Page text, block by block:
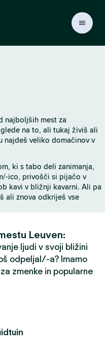
najboljših mest za
na to, ali tukaj živiš ali
najdeš veliko domačinov v
ki s tabo deli zanimanja,
ico, privošči si pijačo v
kavi v bližnji kavarni. Ali pa
ali znova odkriješ vse
Leuven:
ljudi v svoji bližini
odpeljal/-a? Imamo
zmenke in popularne